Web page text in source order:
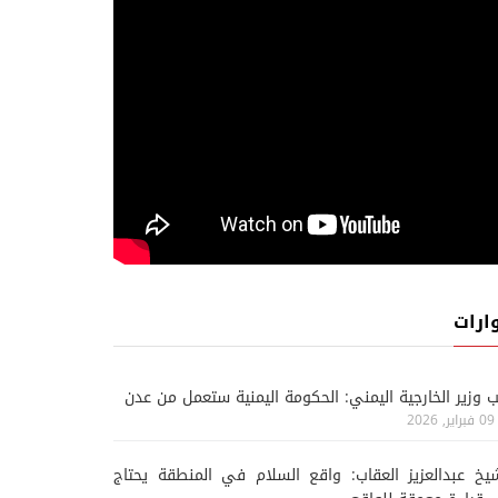
وزير الخارجية اليمني: الحكومة اليمنية ستعمل من عدن
09 فبراير, 2026
عبدالعزيز العقاب: واقع السلام في المنطقة يحتاج